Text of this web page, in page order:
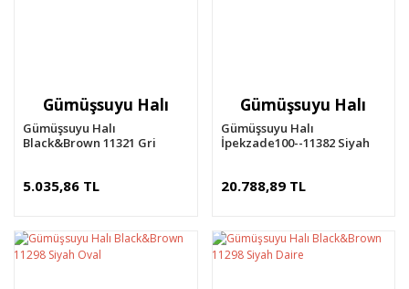
Gümüşsuyu Halı
Gümüşsuyu Halı
Black&Brown 11321 Gri
5.035,86 TL
Gümüşsuyu Halı
Gümüşsuyu Halı
İpekzade100--11382 Siyah
20.788,89 TL